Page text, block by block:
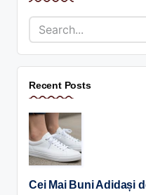
Recent Posts
Cei Mai Buni Adidași